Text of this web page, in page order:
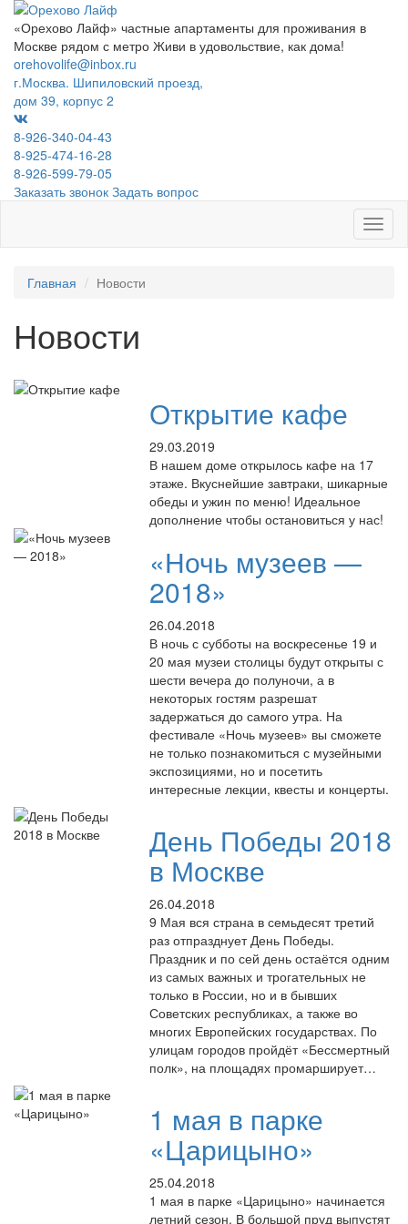
«Орехово Лайф» частные апартаменты для проживания в
Москве рядом с метро Живи в удовольствие, как дома!
orehovolife@inbox.ru
г.Москва. Шипиловский проезд,
дом 39, корпус 2
8-926-340-04-43
8-925-474-16-28
8-926-599-79-05
Заказать звонок Задать вопрос
Главная Новости
Новости
Открытие кафе
29.03.2019
В нашем доме открылось кафе на 17
этаже. Вкуснейшие завтраки, шикарные
обеды и ужин по меню! Идеальное
дополнение чтобы остановиться у нас!
«Ночь музеев —
2018»
26.04.2018
В ночь с субботы на воскресенье 19 и
20 мая музеи столицы будут открыты с
шести вечера до полуночи, а в
некоторых гостям разрешат
задержаться до самого утра. На
фестивале «Ночь музеев» вы сможете
не только познакомиться с музейными
экспозициями, но и посетить
интересные лекции, квесты и концерты.
День Победы 2018
в Москве
26.04.2018
9 Мая вся страна в семьдесят третий
раз отпразднует День Победы.
Праздник и по сей день остаётся одним
из самых важных и трогательных не
только в России, но и в бывших
Советских республиках, а также во
многих Европейских государствах. По
улицам городов пройдёт «Бессмертный
полк», на площадях промарширует…
1 мая в парке
«Царицыно»
25.04.2018
1 мая в парке «Царицыно» начинается
летний сезон. В большой пруд выпустят